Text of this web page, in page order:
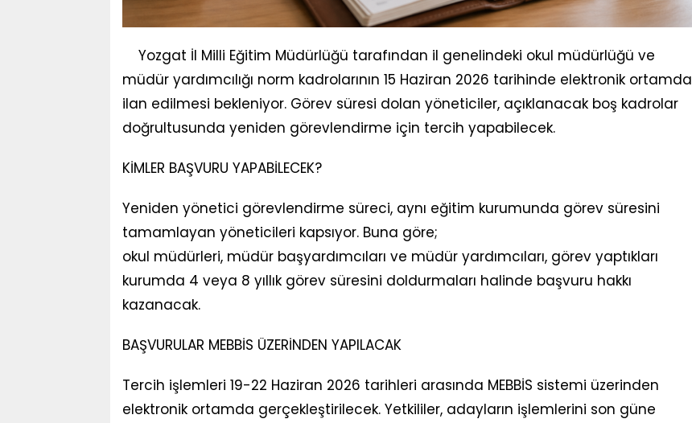
Yozgat İl Milli Eğitim Müdürlüğü tarafından il genelindeki okul müdürlüğü ve
müdür yardımcılığı norm kadrolarının 15 Haziran 2026 tarihinde elektronik ortamda
ilan edilmesi bekleniyor. Görev süresi dolan yöneticiler, açıklanacak boş kadrolar
doğrultusunda yeniden görevlendirme için tercih yapabilecek.
KİMLER BAŞVURU YAPABİLECEK?
Yeniden yönetici görevlendirme süreci, aynı eğitim kurumunda görev süresini
tamamlayan yöneticileri kapsıyor. Buna göre;
okul müdürleri, müdür başyardımcıları ve müdür yardımcıları, görev yaptıkları
kurumda 4 veya 8 yıllık görev süresini doldurmaları halinde başvuru hakkı
kazanacak.
BAŞVURULAR MEBBİS ÜZERİNDEN YAPILACAK
Tercih işlemleri 19-22 Haziran 2026 tarihleri arasında MEBBİS sistemi üzerinden
elektronik ortamda gerçekleştirilecek. Yetkililer, adayların işlemlerini son güne